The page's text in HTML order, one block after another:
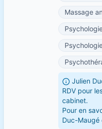
Massage
Julien
RDV pour
cabinet.
Pour en
Duc-Maugé